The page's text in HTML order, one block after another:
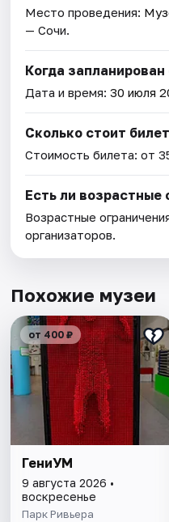
Место проведения:
— Сочи.
Когда
Дата и время:30 июля
Сколько стоит
Стоимость билета: от
Есть ли возрастные
Возрастные
организаторов.
Похожие музеи
от 400 ₽
ГениУМ
9 августа 2026 •
воскресенье
Парк Ривьера